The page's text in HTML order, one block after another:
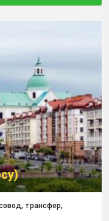
трансфер,